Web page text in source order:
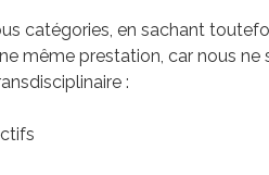
catégories, en sachant
même prestation, car nous
: